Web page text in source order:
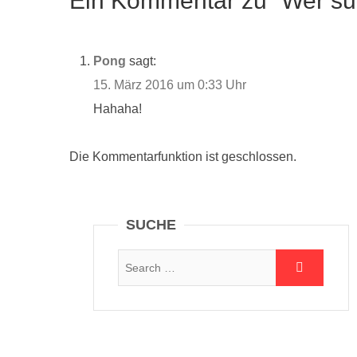
Pong sagt:
15. März 2016 um 0:33 Uhr
Hahaha!
Die Kommentarfunktion ist geschlossen.
SUCHE